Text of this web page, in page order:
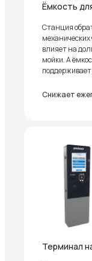
Ёмкость
Станция
влияет на
мойки. А
Снижает
Терминал